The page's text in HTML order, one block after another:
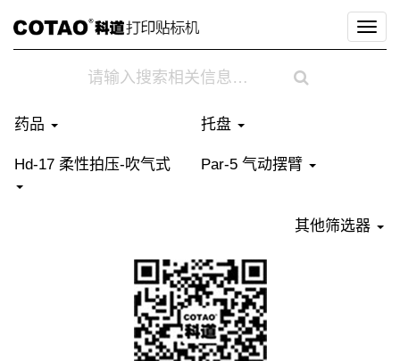
切
换
药品 托盘
Hd-17 柔性拍压-吹气式 Par-5 气动摆臂
其他筛选器